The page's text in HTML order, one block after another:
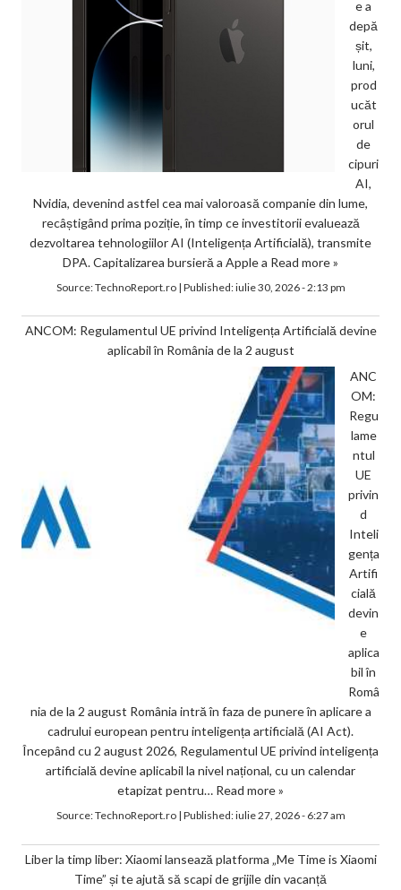
e a
depă
șit,
luni,
prod
ucăt
orul
de
cipuri
AI,
Nvidia, devenind astfel cea mai valoroasă companie din lume,
recâștigând prima poziție, în timp ce investitorii evaluează
dezvoltarea tehnologiilor AI (Inteligența Artificială), transmite
DPA. Capitalizarea bursieră a Apple a Read more »
Source:TechnoReport.ro| Published:iulie 30, 2026 - 2:13 pm
ANCOM: Regulamentul UE privind Inteligența Artificială devine
aplicabil în România de la 2 august
ANC
OM:
Regu
lame
ntul
UE
privin
d
Inteli
gența
Artifi
cială
devin
e
aplica
bil în
Româ
nia de la 2 august România intră în faza de punere în aplicare a
cadrului european pentru inteligența artificială (AI Act).
Începând cu 2 august 2026, Regulamentul UE privind inteligența
artificială devine aplicabil la nivel național, cu un calendar
etapizat pentru… Read more »
Source:TechnoReport.ro| Published:iulie 27, 2026 - 6:27 am
Liber la timp liber: Xiaomi lansează platforma „Me Time is Xiaomi
Time” și te ajută să scapi de grijile din vacanță